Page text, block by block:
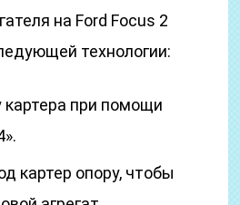
на Ford Focus 2
технологии:
картера при помощи
картер опору, чтобы